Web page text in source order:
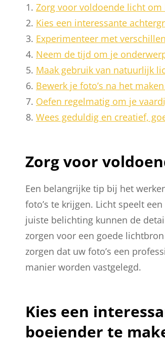
Zorg voor voldoende licht om
Kies een interessante
Experimenteer met
Neem de tijd om je
Maak gebruik van natuurlijk
Bewerk je foto’s na het
Oefen regelmatig om je
Wees geduldig en creatief,
Zorg voor
Een belangrijke tip bij het
foto’s te krijgen. Licht speelt
juiste belichting kunnen de
zorgen voor een goede
zorgen dat uw foto’s een
manier worden vastgelegd.
Kies een
boeiender te